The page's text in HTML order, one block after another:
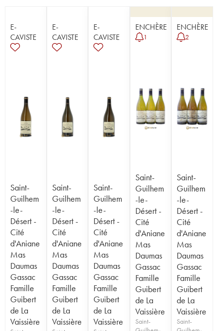
E-
CAVISTE
Saint-
Guilhem
-le-
Désert -
Cité
d'Aniane
Mas
Daumas
Gassac
Famille
Guibert
de La
Vaissière
E-
CAVISTE
Saint-
Guilhem
-le-
Désert -
Cité
d'Aniane
Mas
Daumas
Gassac
Famille
Guibert
de La
Vaissière
E-
CAVISTE
Saint-
Guilhem
-le-
Désert -
Cité
d'Aniane
Mas
Daumas
Gassac
Famille
Guibert
de La
Vaissière
ENCHÈRE
1
Saint-
Guilhem
-le-
Désert -
Cité
d'Aniane
Mas
Daumas
Gassac
Famille
Guibert
de La
Vaissière
Saint-
ENCHÈRE
2
Saint-
Guilhem
-le-
Désert -
Cité
d'Aniane
Mas
Daumas
Gassac
Famille
Guibert
de La
Vaissière
Saint-